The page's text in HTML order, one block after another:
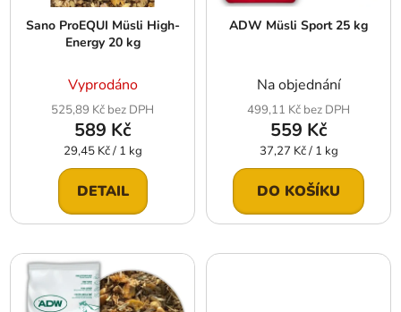
Sano ProEQUI Müsli High-
Energy 20 kg
Vyprodáno
525,89 Kč bez DPH
589 Kč
Měrná
cena:
29,45 Kč / 1 kg
DETAIL
ADW Müsli Sport 25 kg
Na objednání
499,11 Kč bez DPH
559 Kč
Měrná
cena:
37,27 Kč / 1 kg
DO KOŠÍKU